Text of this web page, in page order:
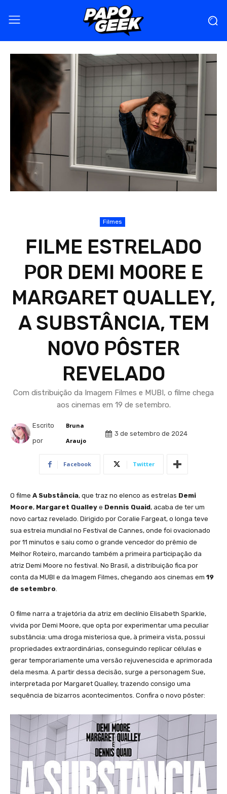
Filmes
FILME ESTRELADO
POR DEMI MOORE E
MARGARET QUALLEY,
A SUBSTÂNCIA, TEM
NOVO PÔSTER
REVELADO
Com distribuição da Imagem Filmes e MUBI, o filme chega
aos cinemas em 19 de setembro.
Escrito
por
Bruna
Araujo
3 de setembro de 2024
Facebook Twitter
O filme A Substância, que traz no elenco as estrelas Demi
Moore, Margaret Qualley e Dennis Quaid, acaba de ter um
novo cartaz revelado. Dirigido por Coralie Fargeat, o longa teve
sua estreia mundial no Festival de Cannes, onde foi ovacionado
por 11 minutos e saiu como o grande vencedor do prêmio de
Melhor Roteiro, marcando também a primeira participação da
atriz Demi Moore no festival. No Brasil, a distribuição fica por
conta da MUBI e da Imagem Filmes, chegando aos cinemas em 19
de setembro.
O filme narra a trajetória da atriz em declínio Elisabeth Sparkle,
vivida por Demi Moore, que opta por experimentar uma peculiar
substância: uma droga misteriosa que, à primeira vista, possui
propriedades extraordinárias, conseguindo replicar células e
gerar temporariamente uma versão rejuvenescida e aprimorada
dela mesma. A partir dessa decisão, surge a personagem Sue,
interpretada por Margaret Qualley, trazendo consigo uma
sequência de bizarros acontecimentos. Confira o novo pôster: